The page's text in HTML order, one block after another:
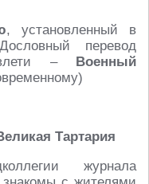
, установленный в
перевод
– Военный
Тартария
журнала